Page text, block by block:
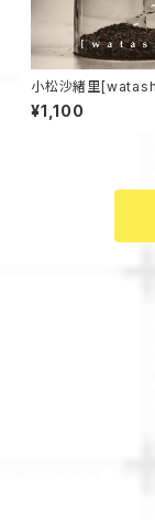
小松沙緒里
¥1,100